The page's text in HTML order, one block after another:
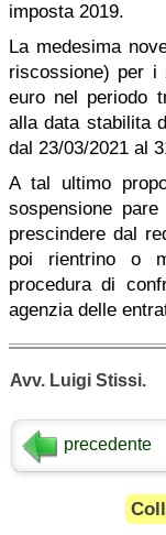
imposta 2019.
La medesima
riscossione) per i
euro nel periodo
alla data stabilita
dal 23/03/2021 al
A tal ultimo
sospensione
prescindere dal
poi rientrino o
procedura di
agenzia delle
Avv. Luigi Stissi.
precedente